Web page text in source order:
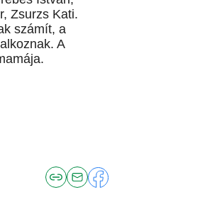
Zsurzs Kati.
számít, a
A